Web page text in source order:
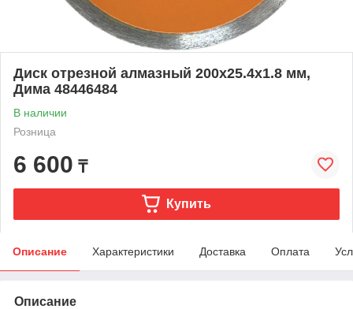
Диск отрезной алмазный 200x25.4х1.8 мм,
Дима 48446484
В наличии
Розница
6 600 ₸
Купить
Описание Характеристики Доставка Оплата
Описание